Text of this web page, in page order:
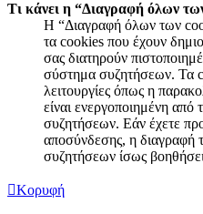
Τι κάνει η “Διαγραφή όλων
Η “Διαγραφή όλων των
τα cookies που έχουν
σας διατηρούν
σύστημα συζητήσεων. Τα
λειτουργίες όπως η
είναι ενεργοποιημένη από
συζητήσεων. Εάν έχετε
αποσύνδεσης, η διαγραφή
συζητήσεων ίσως
Κορυφή